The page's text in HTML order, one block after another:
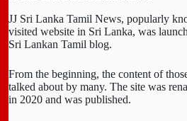
JJ Sri Lanka Tamil News, popularly
visited website in Sri Lanka, was
Sri Lankan Tamil blog.
From the beginning, the content of
talked about by many. The site was
in 2020 and was published.